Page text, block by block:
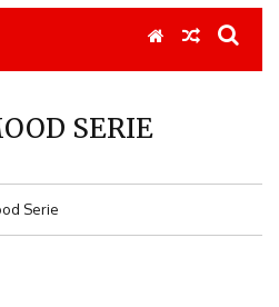
SERIE
Serie